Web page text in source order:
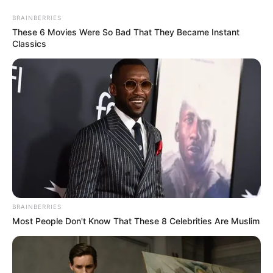
Категорії
Нам пишуть
Партнерські матеріали
Події
BRAINBERRIES
These 6 Movies Were So Bad That They Became Instant
Classics
BRAINBERRIES
Most People Don't Know That These 8 Celebrities Are Muslim